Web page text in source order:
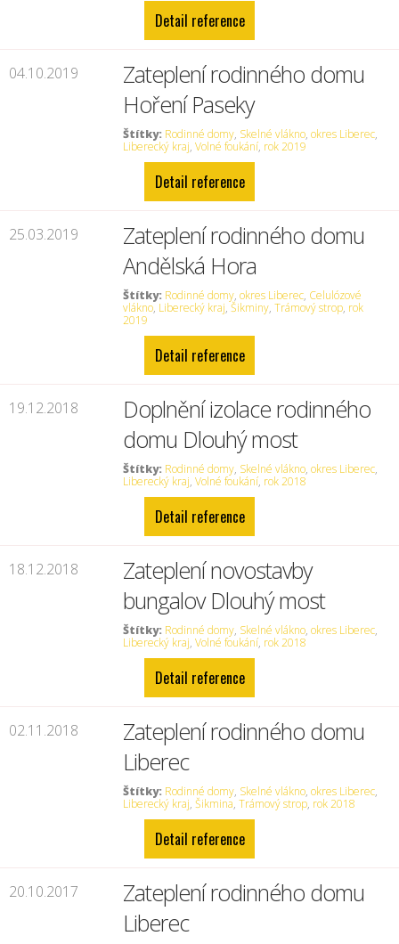
Detail reference
04.10.2019
Zateplení rodinného domu
Hoření Paseky
Štítky: Rodinné domy, Skelné vlákno,okres Liberec,
Liberecký kraj,Volné foukání, rok 2019
Detail reference
25.03.2019
Zateplení rodinného domu
Andělská Hora
Štítky: Rodinné domy,okres Liberec, Celulózové
vlákno, Liberecký kraj,Šikminy,Trámový strop, rok
2019
Detail reference
19.12.2018
Doplnění izolace rodinného
domu Dlouhý most
Štítky: Rodinné domy, Skelné vlákno,okres Liberec,
Liberecký kraj,Volné foukání, rok 2018
Detail reference
18.12.2018
Zateplení novostavby
bungalov Dlouhý most
Štítky: Rodinné domy, Skelné vlákno,okres Liberec,
Liberecký kraj,Volné foukání, rok 2018
Detail reference
02.11.2018
Zateplení rodinného domu
Liberec
Štítky: Rodinné domy, Skelné vlákno,okres Liberec,
Liberecký kraj,Šikmina,Trámový strop, rok 2018
Detail reference
20.10.2017
Zateplení rodinného domu
Liberec